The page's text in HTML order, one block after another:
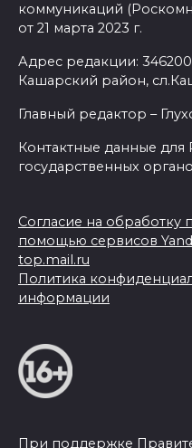
коммуникаций
от 21 марта 2023 г.
Адрес редакции:
Кашарский район,
Главный редактор –
Контактные данные
государственных
Согласие на обработку
помощью сервисов
top.mail.ru
Политика
информации
При поддержке